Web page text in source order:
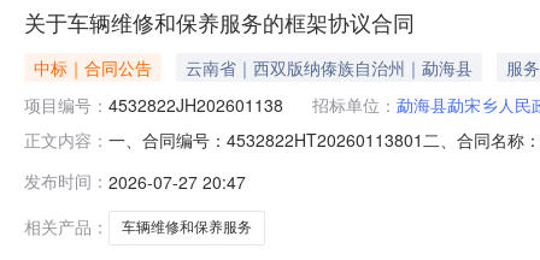
关于车辆维修和保养服务的框架协议合同
中标｜合同公告 云南省｜西双版纳傣族自治州｜勐海县
服
项目编号： 4532822JH202601138 招标单位： 勐海县勐宋乡人民
正文内容： 一、合同编号：4532822HT20260113801二、合同名称
省西双版纳州勐海县曼贺村委会曼景买村123号联系方
发布时间： 2026-07-27 20:47
相关产品：
车辆维修和保养服务